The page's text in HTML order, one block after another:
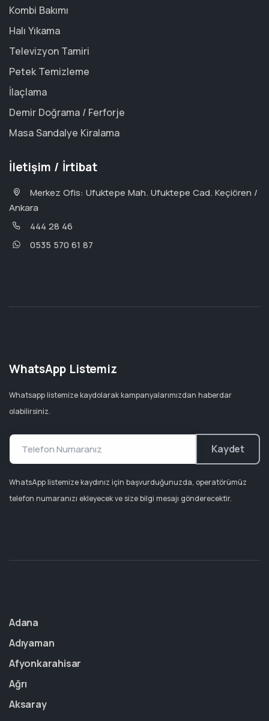
Kombi Bakımı
Halı Yıkama
Televizyon Tamiri
Petek Temizleme
İlaçlama
Demir Doğrama / Ferforje
Masa Sandalye Kiralama
İletişim / İrtibat
Merkez Ofis: Ufuktepe Mah. Ufuktepe Cad. Keçiören /
Ankara
444 28 46
0535 570 61 87
WhatsApp Listemiz
Whatsapp listemize kaydolarak kampanyalarımızdan haberdar
olabilirsiniz.
Kaydet
WhatsApp listemize kaydınız için başvurduğunuzda, operatörümüz
telefon numaranızı ekleyecek ve size bilgi mesajı gönderecektir.
Adana
Adıyaman
Afyonkarahisar
Ağrı
Aksaray